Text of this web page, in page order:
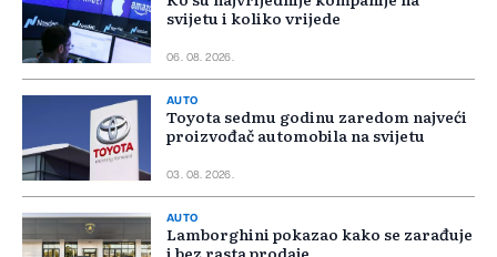
svijetu i koliko vrijede
06. 08. 2026.
AUTO
Toyota sedmu godinu zaredom najveći
proizvođač automobila na svijetu
03. 08. 2026.
AUTO
Lamborghini pokazao kako se zarađuje